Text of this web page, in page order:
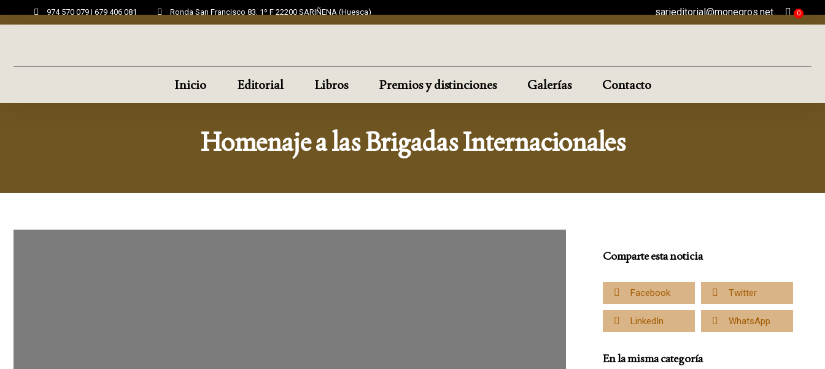
974 570 079 | 679 406 081 Ronda San Francisco 83, 1º F 22200 SARIÑENA (Huesca) sarieditorial@monegros.net
Inicio Editorial Libros Premios y distinciones Galerías Contacto
Homenaje a las Brigadas Internacionales
Comparte esta noticia
Facebook Twitter
LinkedIn WhatsApp
En la misma categoría